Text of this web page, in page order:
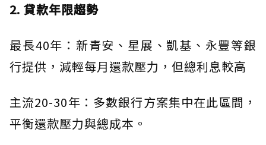
2. 貸款年限趨勢
最長40年：新青安、星展、凱基、永豐等銀
行提供，減輕每月還款壓力，但總利息較高
主流20-30年：多數銀行方案集中在此區間，
平衡還款壓力與總成本。